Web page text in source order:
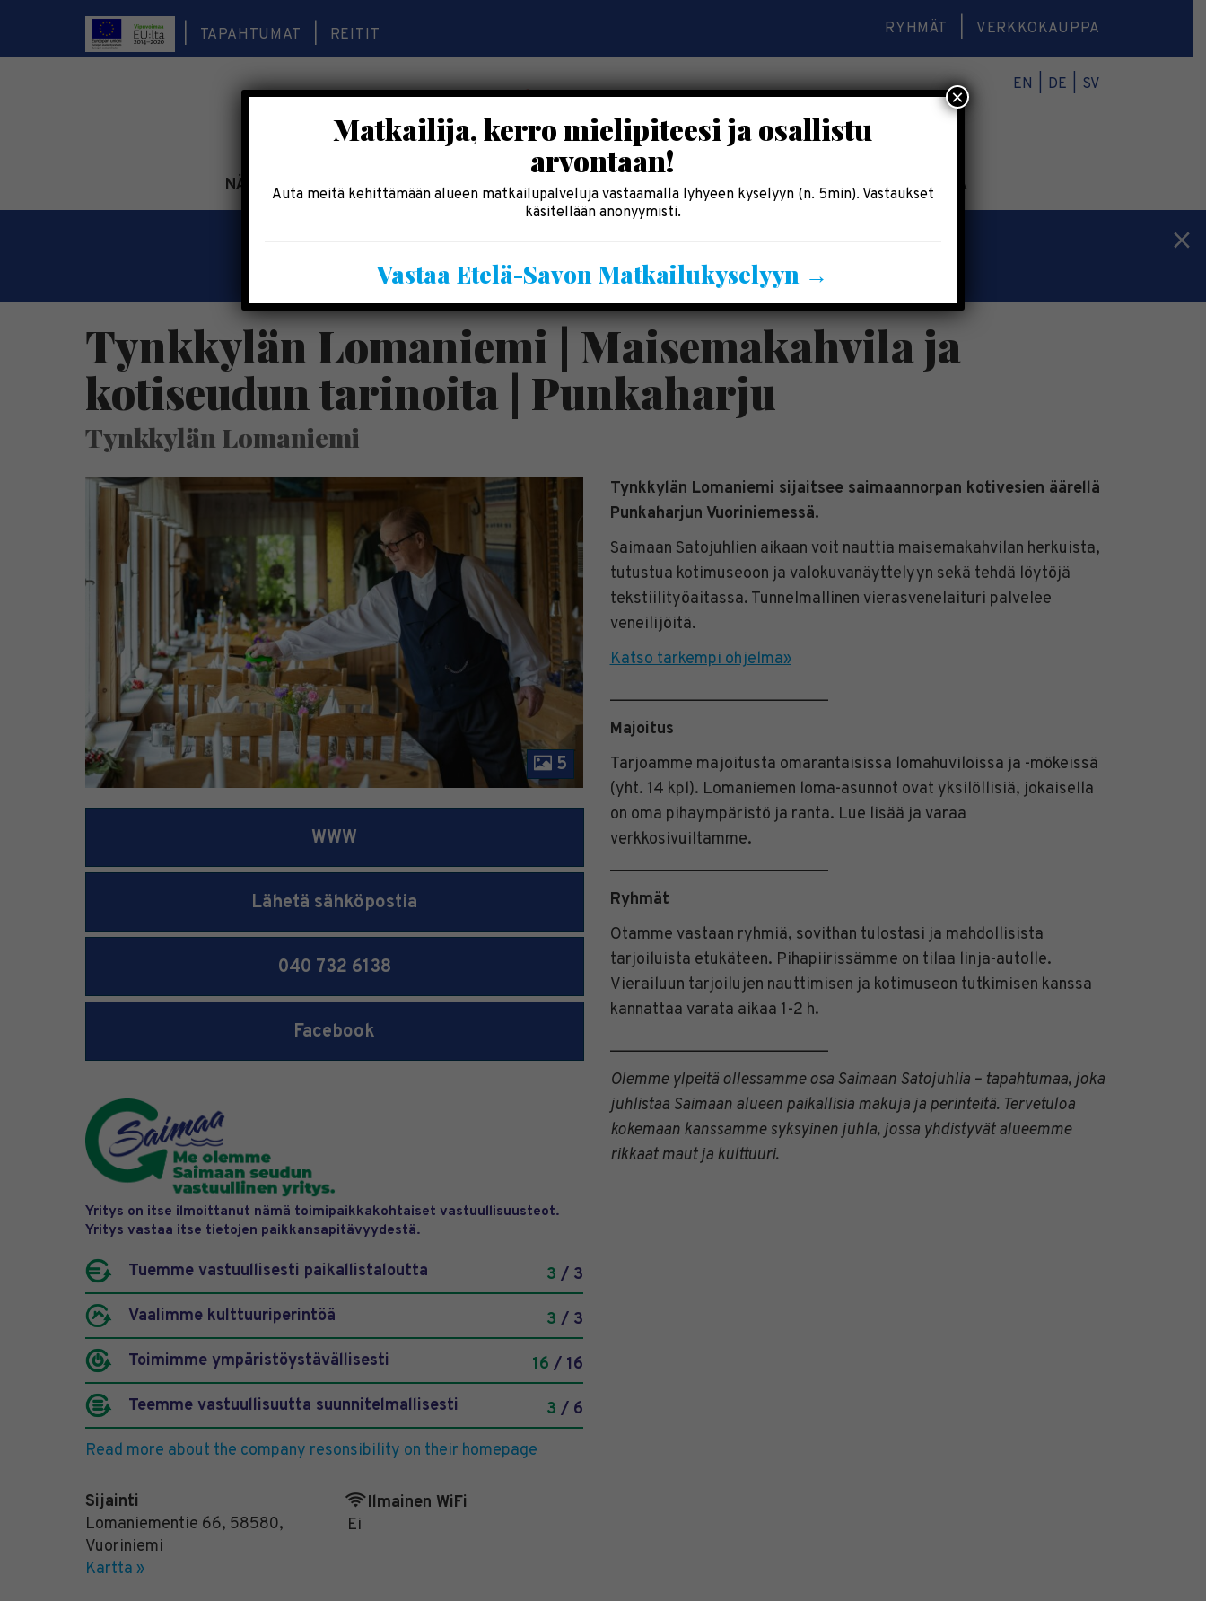
TAPAHTUMAT REITIT RYHMÄT VERKKOKAUPPA
EN DE SV
NÄE & KOE TEE & OSALLISTU SYÖ & SHOPPAILE MAJOITU INFO VERKKOKAUPPA
Saimaalla-kesälehti »
Tynkkylän Lomaniemi | Maisemakahvila ja
kotiseudun tarinoita | Punkaharju
Tynkkylän Lomaniemi
5
WWW
Lähetä sähköpostia
040 732 6138
Facebook
Yritys on itse ilmoittanut nämä toimipaikkakohtaiset vastuullisuusteot.
Yritys vastaa itse tietojen paikkansapitävyydestä.
Tuemme vastuullisesti paikallistaloutta 3 / 3
Vaalimme kulttuuriperintöä
3 / 3
Toimimme ympäristöystävällisesti
16 / 16
Teemme vastuullisuutta suunnitelmallisesti
3 / 6
Read more about the company resonsibility on their homepage
Tynkkylän Lomaniemi sijaitsee saimaannorpan kotivesien äärellä
Punkaharjun Vuoriniemessä.
Saimaan Satojuhlien aikaan voit nauttia maisemakahvilan herkuista,
tutustua kotimuseoon ja valokuvanäyttelyyn sekä tehdä löytöjä
tekstiilityöaitassa. Tunnelmallinen vierasvenelaituri palvelee
veneilijöitä.
Katso tarkempi ohjelma»
___________________________
Majoitus
Tarjoamme majoitusta omarantaisissa lomahuviloissa ja -mökeissä
(yht. 14 kpl). Lomaniemen loma-asunnot ovat yksilöllisiä, jokaisella
on oma pihaympäristö ja ranta. Lue lisää ja varaa
verkkosivuiltamme.
___________________________
Ryhmät
Otamme vastaan ryhmiä, sovithan tulostasi ja mahdollisista
tarjoiluista etukäteen. Pihapiirissämme on tilaa linja-autolle.
Vierailuun tarjoilujen nauttimisen ja kotimuseon tutkimisen kanssa
kannattaa varata aikaa 1-2 h.
___________________________
Olemme ylpeitä ollessamme osa Saimaan Satojuhlia – tapahtumaa, joka
juhlistaa Saimaan alueen paikallisia makuja ja perinteitä. Tervetuloa
kokemaan kanssamme syksyinen juhla, jossa yhdistyvät alueemme
rikkaat maut ja kulttuuri.
Sijainti
Lomaniementie 66, 58580,
Vuoriniemi
Kartta »
Ilmainen WiFi
Ei
Matkailija, kerro mielipiteesi ja osallistu
arvontaan!
Auta meitä kehittämään alueen matkailupalveluja vastaamalla lyhyeen kyselyyn (n. 5min). Vastaukset
käsitellään anonyymisti.
Vastaa Etelä-Savon Matkailukyselyyn →
×